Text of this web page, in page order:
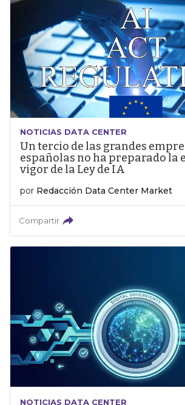
NOTICIAS DATA CENTER
Un tercio de las grandes
españolas no ha preparado la
vigor de la Ley de IA
por Redacción Data Center Market
Compartir
NOTICIAS DATA CENTER